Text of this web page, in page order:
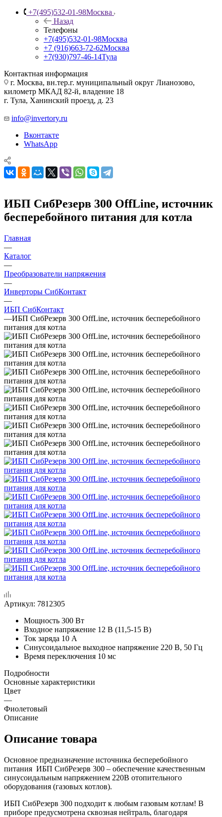
+7(495)532-01-98Москва
Назад
Телефоны
+7(495)532-01-98Москва
+7 (916)663-72-62Москва
+7(930)797-46-14Тула
Контактная информация
г. Москва, вн.тер.г. муниципальный округ Лианозово,
километр МКАД 82-й, владение 18
г. Тула, Ханинский проезд, д. 23
info@invertory.ru
Вконтакте
WhatsApp
ИБП СибРезерв 300 OffLine, источник
бесперебойного питания для котла
Главная
—
Каталог
—
Преобразователи напряжения
—
Инверторы СибКонтакт
—
ИБП СибКонтакт
—ИБП СибРезерв 300 OffLine, источник бесперебойного
питания для котла
Артикул: 7812305
Мощность 300 Вт
Входное напряжение 12 В (11,5-15 В)
Ток заряда 10 А
Синусоидальное выходное напряжение 220 В, 50 Гц
Время переключения 10 мс
Подробности
Основные характеристики
Цвет
—
Фиолетовый
Описание
Описание товара
Основное предназначение источника бесперебойного
питания ИБП СибРезерв 300 – обеспечение качественным
синусоидальным напряжением 220В отопительного
оборудования (газовых котлов).
ИБП СибРезерв 300 подходит к любым газовым котлам! В
приборе предусмотрена сквозная нейтраль, благодаря